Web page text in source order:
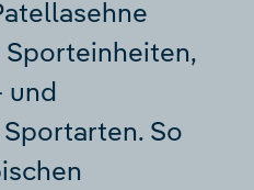
und
So